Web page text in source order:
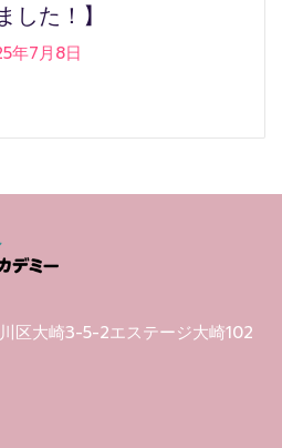
した！】
年7月8日
区大崎3-5-2エステージ大崎102